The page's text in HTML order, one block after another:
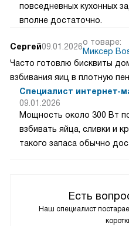
Есть
Наш специалист
повседневных кухонных
вполне достаточно.
Сергей09.01.2026о товаре:
Миксер
Часто готовлю бисквиты
взбивания яиц в плотную
Специалист интернет-
09.01.2026
Мощность около 300 Вт
взбивать яйца, сливки и
такого запаса обычно